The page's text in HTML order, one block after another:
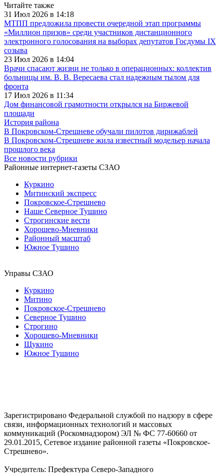
Читайте также
31 Июл 2026 в 14:18
МТПП предложила провести очередной этап программы
«Миллион призов» среди участников дистанционного
электронного голосования на выборах депутатов Госдумы IX
созыва
23 Июл 2026 в 14:04
Врачи спасают жизни не только в операционных: коллектив
больницы им. В. В. Вересаева стал надежным тылом для
фронта
17 Июл 2026 в 11:34
Дом финансовой грамотности открылся на Биржевой
площади
История района
В Покровском-Стрешневе обучали пилотов дирижаблей
В Покровском-Стрешневе жила известный модельер начала
прошлого века
Все новости рубрики
Районные интернет-газеты СЗАО
Куркино
Митинский экспресс
Покровское-Стрешнево
Наше Северное Тушино
Строгинские вести
Хорошево-Мневники
Районный масштаб
Южное Тушино
Управы СЗАО
Куркино
Митино
Покровское-Стрешнево
Северное Тушино
Строгино
Хорошево-Мневники
Щукино
Южное Тушино
Зарегистрировано Федеральной службой по надзору в сфере
связи, информационных технологий и массовых
коммуникаций (Роскомнадзором) ЭЛ № ФС 77-60660 от
29.01.2015, Сетевое издание районной газеты «Покровское-
Стрешнево».
Учредитель: Префектура Северо-Западного